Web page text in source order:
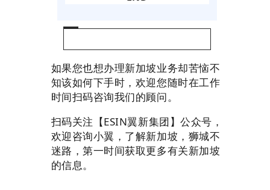
根
据
最
新
的
数
据
统
计
，
如果您也想办理新加坡业务却苦恼不
知该如何下手时，欢迎您随时在工作
时间扫码咨询我们的顾问。
扫码关注【ESIN翼新集团】公众号，
欢迎咨询小翼，了解新加坡，狮城不
迷路，第一时间获取更多有关新加坡
的信息。